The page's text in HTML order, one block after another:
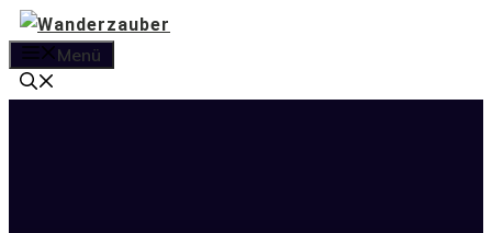
Zum
Inhalt
springen
Menü